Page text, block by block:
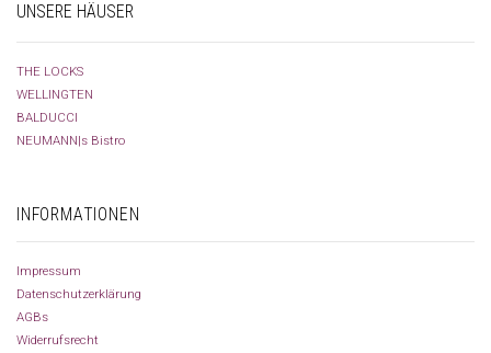
UNSERE HÄUSER
THE LOCKS
WELLINGTEN
BALDUCCI
NEUMANN|s Bistro
INFORMATIONEN
Impressum
Datenschutzerklärung
AGBs
Widerrufsrecht